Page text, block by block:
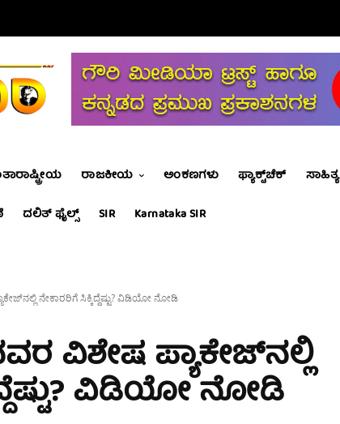
ರಾಜಕೀಯ ಅಂಕಣಗಳು ಫ್ಯಾಕ್ಟ್‌ಚೆಕ್
ಸಾಹಿತ್ಯ
ದಲಿತ್ ಫೈಲ್ಸ್ SIR Karnataka SIR
ನೇಕಾರರಿಗೆ ಸಿಕ್ಕಿದ್ದೆಷ್ಟು? ವಿಡಿಯೋ ನೋಡಿ
ವಿಶೇಷ ಪ್ಯಾಕೇಜ್‌ನಲ್ಲಿ
ವಿಡಿಯೋ ನೋಡಿ